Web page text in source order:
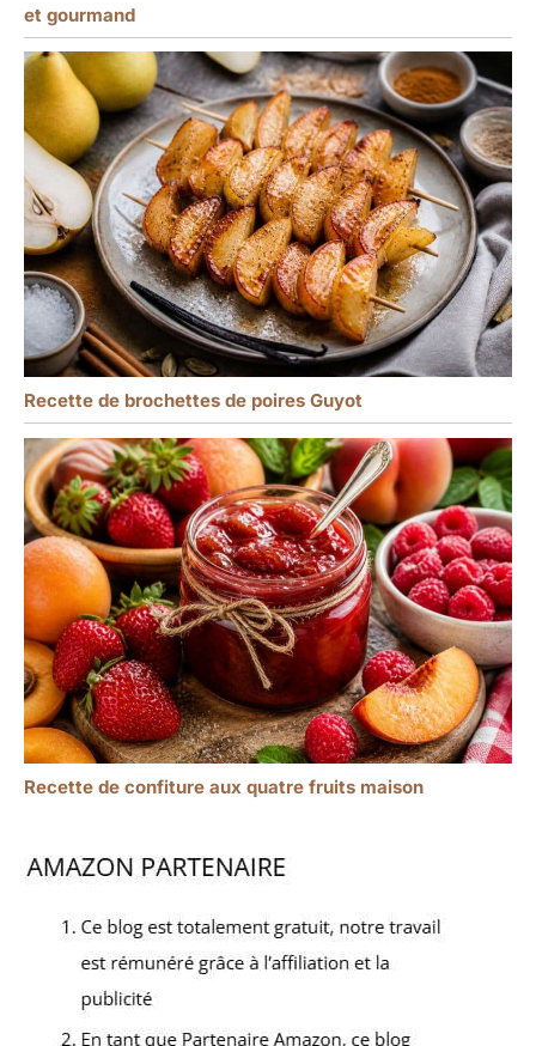
et gourmand
Recette de brochettes de poires Guyot
Recette de confiture aux quatre fruits maison